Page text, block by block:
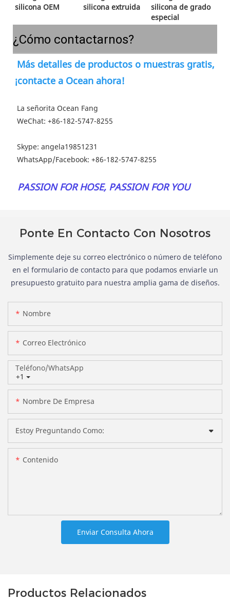
silicona OEM
silicona extruida
silicona de grado
especial
¿Cómo contactarnos?
Más detalles de productos o muestras gratis,
¡contacte a Ocean ahora!
La señorita Ocean Fang
WeChat: +86-182-5747-8255
Skype: angela19851231
WhatsApp/Facebook: +86-182-5747-8255
PASSION FOR HOSE, PASSION FOR YOU
Ponte En Contacto Con Nosotros
Simplemente deje su correo electrónico o número de teléfono
en el formulario de contacto para que podamos enviarle un
presupuesto gratuito para nuestra amplia gama de diseños.
Nombre
Correo Electrónico
+1
Teléfono/WhatsApp
Nombre De Empresa
Estoy Preguntando Como:
Contenido
Enviar Consulta Ahora
Productos Relacionados